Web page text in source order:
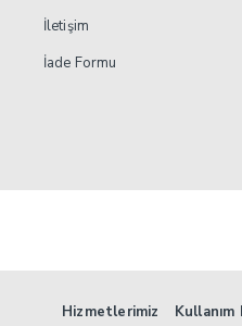
İletişim
İade Formu
Hizmetlerimiz Kullanım